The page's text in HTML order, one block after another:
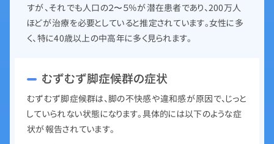
すが、それでも人口の２〜５％が潜在患者であり、200万人
ほどが治療を必要としていると推定されています。女性に多
く、特に40歳以上の中高年に多く見られます。
むずむず脚症候群の症状
むずむず脚症候群は、脚の不快感や違和感が原因で、じっと
していられない状態になります。具体的には以下のような症
状が報告されています。